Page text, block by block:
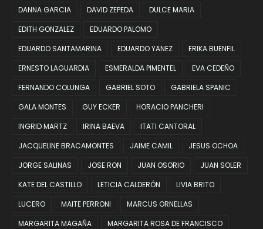
DANNA GARCIA
DAVID ZEPEDA
DULCE MARIA
EDITH GONZALEZ
EDUARDO PALOMO
EDUARDO SANTAMARINA
EDUARDO YANEZ
ERIKA BUENFIL
ERNESTO LAGUARDIA
ESMERALDA PIMENTEL
EVA CEDEÑO
FERNANDO COLUNGA
GABRIEL SOTO
GABRIELA SPANIC
GALA MONTES
GUY ECKER
HORACIO PANCHERI
INGRID MARTZ
IRINA BAEVA
ITATI CANTORAL
JACQUELINE BRACAMONTES
JAIME CAMIL
JESUS OCHOA
JORGE SALINAS
JOSE RON JUAN OSORIO
JUAN SOLER
KATE DEL CASTILLO
LETICIA CALDERÓN
LIVIA BRITO
LUCERO
MAITE PERRONI
MARCUS ORNELLAS
MARGARITA MAGAÑA
MARGARITA ROSA DE FRANCISCO